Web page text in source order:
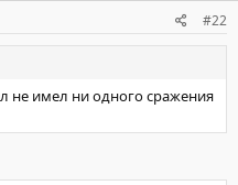
#22
не имел ни одного сражения